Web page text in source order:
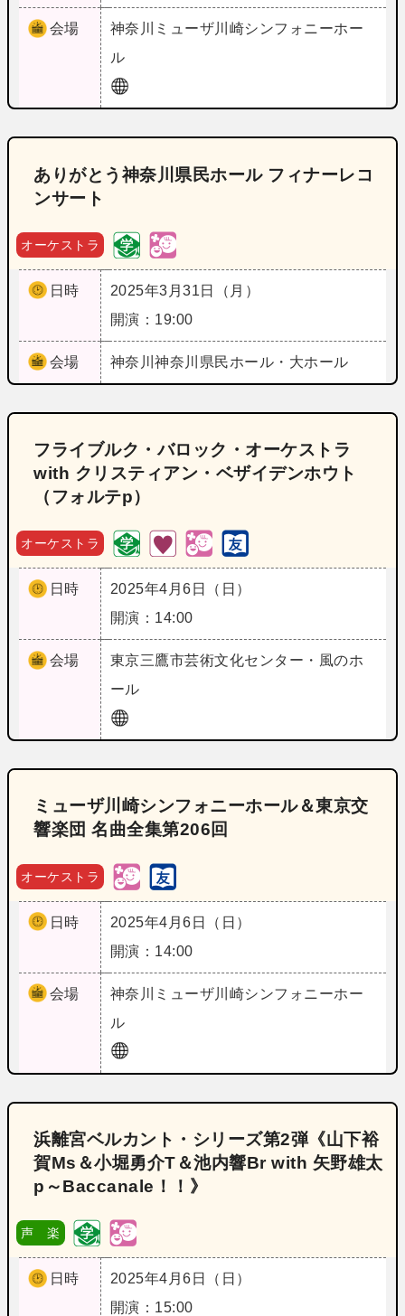
会場 神奈川 ミューザ川崎シンフォニーホー
ル
ありがとう神奈川県民ホール フィナーレコ
ンサート
オーケストラ
日時
2025年3月31日（月）
開演：19:00
会場 神奈川神奈川県民ホール・大ホール
フライブルク・バロック・オーケストラ
with クリスティアン・ベザイデンホウト
（フォルテp）
オーケストラ
日時
2025年4月6日（日）
開演：14:00
会場 東京三鷹市芸術文化センター・風のホ
ール
ミューザ川崎シンフォニーホール＆東京交
響楽団 名曲全集第206回
オーケストラ
日時
2025年4月6日（日）
開演：14:00
会場 神奈川
ミューザ川崎シンフォニーホー
ル
浜離宮ベルカント・シリーズ第2弾《山下裕
賀Ms＆小堀勇介T＆池内響Br with 矢野雄太
p～Baccanale！！》
声 楽
日時
2025年4月6日（日）
開演：15:00